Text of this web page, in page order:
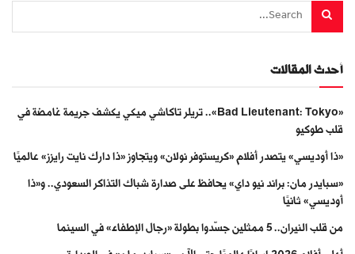
أحدث المقالات
«Bad Lieutenant: Tokyo».. تريلر تاكاشي ميكي يكشف جريمة غامضة في
قلب طوكيو
«ذا أوديسي» يتصدر أفلام «كريستوفر نولان» ويتجاوز «ذا دارك نايت رايزز» عالميًا
«سبايدر مان: براند نيو داي» يحافظ على صدارة شباك التذاكر السعودي.. و«ذا
أوديسي» ثانيًا
من قلب النيران.. 5 ممثلين جسّدوا بطولة «رجال الإطفاء» في السينما